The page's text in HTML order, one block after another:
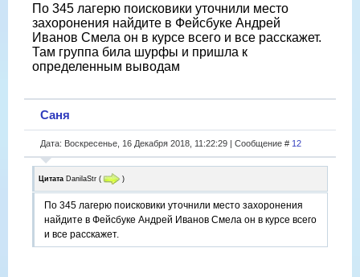
По 345 лагерю поисковики уточнили место
захоронения найдите в Фейсбуке Андрей
Иванов Смела он в курсе всего и все расскажет.
Там группа била шурфы и пришла к
определенным выводам
Саня
Дата: Воскресенье, 16 Декабря 2018, 11:22:29 | Сообщение # 12
Цитата DanilaStr ( )
По 345 лагерю поисковики уточнили место захоронения
найдите в Фейсбуке Андрей Иванов Смела он в курсе всего
и все расскажет.